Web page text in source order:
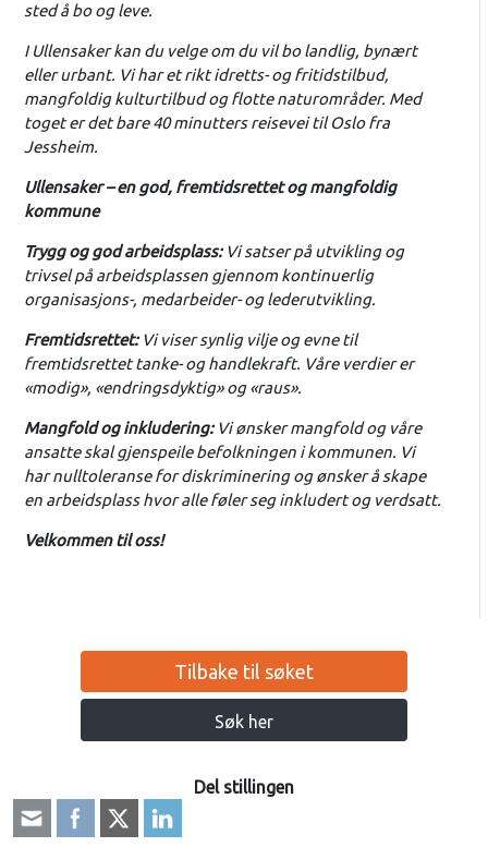
sted å bo og leve.
I Ullensaker kan du velge om du vil bo landlig, bynært
eller urbant. Vi har et rikt idretts- og fritidstilbud,
mangfoldig kulturtilbud og flotte naturområder. Med
toget er det bare 40 minutters reisevei til Oslo fra
Jessheim.
Ullensaker – en god, fremtidsrettet og mangfoldig
kommune
Trygg og god arbeidsplass:Vi satser på utvikling og
trivsel på arbeidsplassen gjennom kontinuerlig
organisasjons-, medarbeider- og lederutvikling.
Fremtidsrettet:Vi viser synlig vilje og evne til
fremtidsrettet tanke- og handlekraft. Våre verdier er
«modig», «endringsdyktig» og «raus».
Mangfold og inkludering:Vi ønsker mangfold og våre
ansatte skal gjenspeile befolkningen i kommunen. Vi
har nulltoleranse for diskriminering og ønsker å skape
en arbeidsplass hvor alle føler seg inkludert og verdsatt.
Velkommen til oss!
Tilbake til søket
Søk her
Del stillingen